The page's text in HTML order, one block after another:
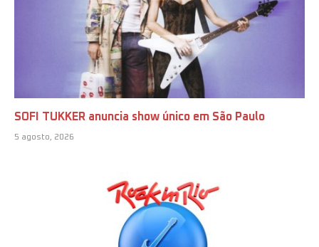
SOFI TUKKER anuncia show único em São Paulo
5 agosto, 2026